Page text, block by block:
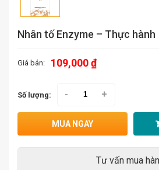
Nhân tố Enzyme – Thực hành
Giá bán: 109,000 ₫
Số lượng: - +
MUA NGAY
Tư vấn mua